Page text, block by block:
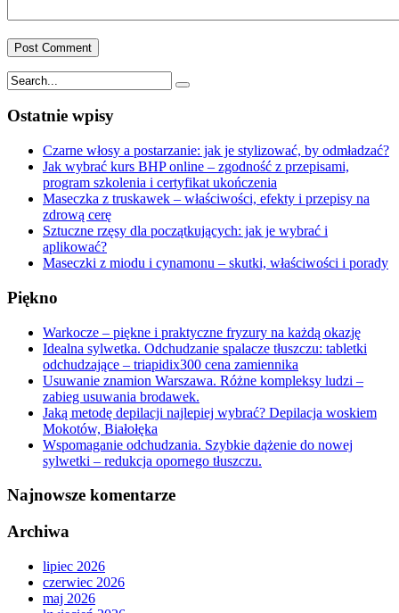
Ostatnie wpisy
Czarne włosy a postarzanie: jak je stylizować, by odmładzać?
Jak wybrać kurs BHP online – zgodność z przepisami,
program szkolenia i certyfikat ukończenia
Maseczka z truskawek – właściwości, efekty i przepisy na
zdrową cerę
Sztuczne rzęsy dla początkujących: jak je wybrać i
aplikować?
Maseczki z miodu i cynamonu – skutki, właściwości i porady
Piękno
Warkocze – piękne i praktyczne fryzury na każdą okazję
Idealna sylwetka. Odchudzanie spalacze tłuszczu: tabletki
odchudzające – triapidix300 cena zamiennika
Usuwanie znamion Warszawa. Różne kompleksy ludzi –
zabieg usuwania brodawek.
Jaką metodę depilacji najlepiej wybrać? Depilacja woskiem
Mokotów, Białołęka
Wspomaganie odchudzania. Szybkie dążenie do nowej
sylwetki – redukcja opornego tłuszczu.
Najnowsze komentarze
Archiwa
lipiec 2026
czerwiec 2026
maj 2026